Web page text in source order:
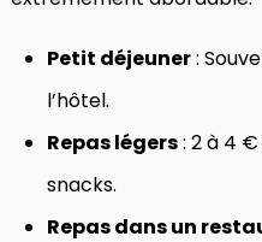
Petit déjeuner:
l’hôtel.
Repas légers: 2 à 4
snacks.
Repas dans un